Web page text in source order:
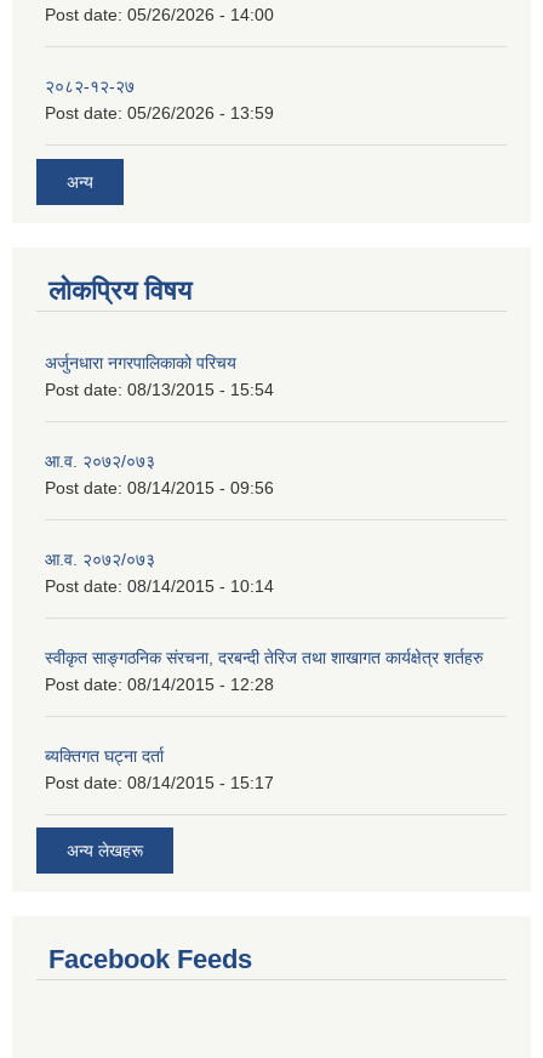
Post date: 05/26/2026 - 14:00
२०८२-१२-२७
Post date: 05/26/2026 - 13:59
अन्य
लोकप्रिय विषय
अर्जुनधारा नगरपालिकाको परिचय
Post date: 08/13/2015 - 15:54
आ.व. २०७२/०७३
Post date: 08/14/2015 - 09:56
आ.व. २०७२/०७३
Post date: 08/14/2015 - 10:14
स्वीकृत साङ्गठनिक संरचना, दरबन्दी तेरिज तथा शाखागत कार्यक्षेत्र शर्तहरु
Post date: 08/14/2015 - 12:28
ब्यक्तिगत घट्ना दर्ता
Post date: 08/14/2015 - 15:17
अन्य लेखहरू
Facebook Feeds